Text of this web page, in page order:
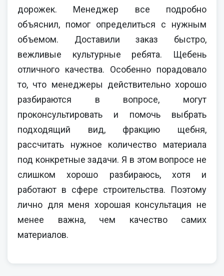
дорожек. Менеджер все подробно
объяснил, помог определиться с нужным
объемом. Доставили заказ быстро,
вежливые культурные ребята. Щебень
отличного качества. Особенно порадовало
то, что менеджеры действительно хорошо
разбираются в вопросе, могут
проконсультировать и помочь выбрать
подходящий вид, фракцию щебня,
рассчитать нужное количество материала
под конкретные задачи. Я в этом вопросе не
слишком хорошо разбираюсь, хотя и
работают в сфере строительства. Поэтому
лично для меня хорошая консультация не
менее важна, чем качество самих
материалов.